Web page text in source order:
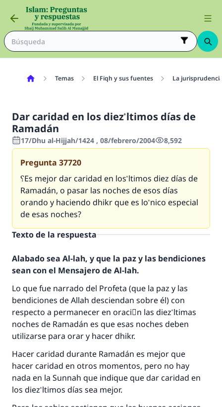
Temas El Fiqh y sus fuentes La
Dar caridad en los diez ْltimos días de
Ramadán
17/Dhu al-Hijjah/1424 , 08/febrero/2004 8,592
Pregunta 37720
؟Es mejor dar caridad en los ْltimos diez días de
Ramadán, o pasar las noches de esos días
orando y haciendo dhikr que es lo ْnico especial
de esas noches?
Texto de la respuesta
Alabado sea Al-lah, y que la paz y las bendiciones
sean con el Mensajero de Al-lah.
Lo que fue narrado del Profeta (que la paz y las
bendiciones de Allah desciendan sobre él) con
respecto a permanecer en oraciَn las diez ْltimas
noches de Ramadán es que esas noches deben
utilizarse para orar y hacer dhikr.
Hacer caridad durante Ramadán es mejor que
hacer caridad en otros momentos, pero no hay
nada en la Sunnah que indique que dar caridad en
los diez ْltimos días sea mejor.
La respuesta no. 110845 salvó un